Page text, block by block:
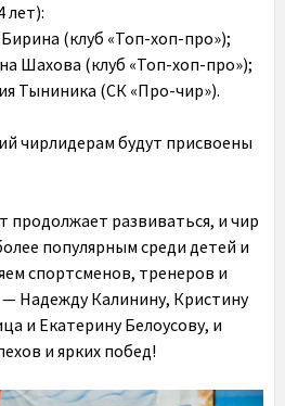
лет):
(клуб «Топ-хоп-про»);
Шахова (клуб «Топ-хоп-про»);
Тыниника (СК «Про-чир»).
чирлидерам будут присвоены
продолжает развиваться, и чир
популярным среди детей и
спортсменов, тренеров и
Надежду Калинину, Кристину
и Екатерину Белоусову, и
и ярких побед!